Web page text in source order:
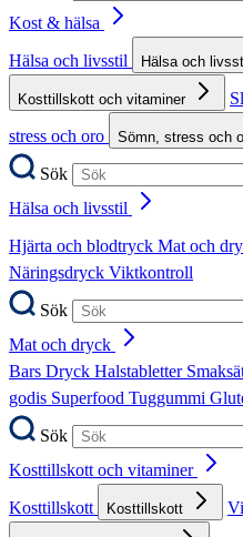
Kost & hälsa
Hälsa och livsstil
Hälsa och
Kosttillskott och vitaminer
stress och oro
Sömn, stress och
Sök
Hälsa och livsstil
Hjärta och blodtryck Mat och
Näringsdryck Viktkontroll
Sök
Mat och dryck
Bars Dryck Halstabletter
godis Superfood Tuggummi
Sök
Kosttillskott och vitaminer
Kosttillskott
Kosttillskott